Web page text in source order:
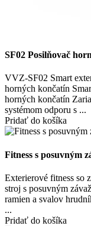
SF02 Posilňovač
VVZ-SF02 Smart
horných končatín
horných končatín
systémom odporu s ...
Pridať do košíka
Fitness s posuvným
Exterierové fitness so
stroj s posuvným
ramien a svalov
...
Pridať do košíka